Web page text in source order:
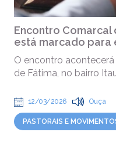
Encontro Comarcal
está marcado para
O encontro
de Fátima, no bairro
12/03/2026 Ouça
PASTORAIS E